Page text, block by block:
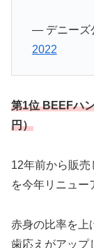
— デニーズ
2022
第1位 BEEFハ
円）
12年前から販
を今年リニュー
赤身の比率を上
歯応えがアップ